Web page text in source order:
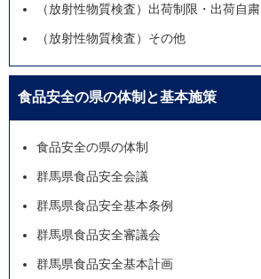
（放射性物質検査）出荷制限・出荷自粛
（放射性物質検査）その他
食品安全の県の体制と基本施策
食品安全の県の体制
群馬県食品安全会議
群馬県食品安全基本条例
群馬県食品安全審議会
群馬県食品安全基本計画